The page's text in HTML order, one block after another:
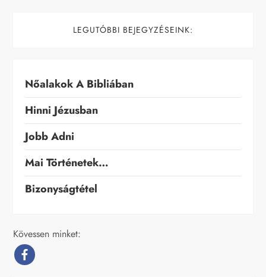
LEGUTÓBBI BEJEGYZÉSEINK:
Nőalakok A Bibliában
Hinni Jézusban
Jobb Adni
Mai Történetek…
Bizonyságtétel
Kövessen minket: